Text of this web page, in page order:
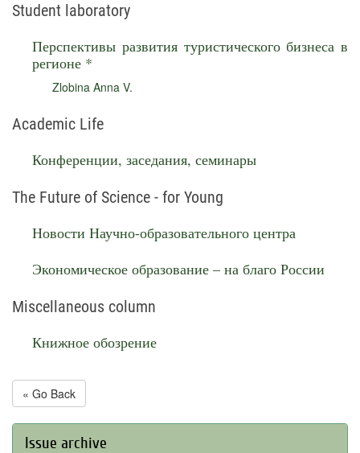
Student laboratory
Перспективы развития туристического бизнеса в
регионе *
Zlobina Anna V.
Academic Life
Конференции, заседания, семинары
The Future of Science - for Young
Новости Научно-образовательного центра
Экономическое образование – на благо России
Miscellaneous column
Книжное обозрение
« Go Back
Issue archive